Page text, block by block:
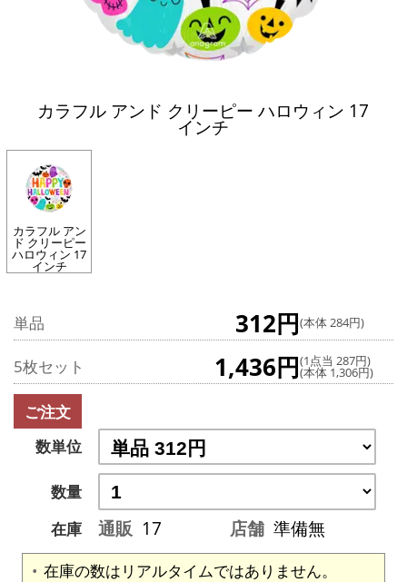
カラフル アンド クリーピー ハロウィン 17
インチ
カラフル アン
ド クリーピー
ハロウィン 17
インチ
単品 312円(本体 284円)
5枚セット 1,436円(1点当 287円)
(本体 1,306円)
ご注文
数単位
数量
在庫
通販 17 店舗 準備無
在庫の数はリアルタイムではありません。